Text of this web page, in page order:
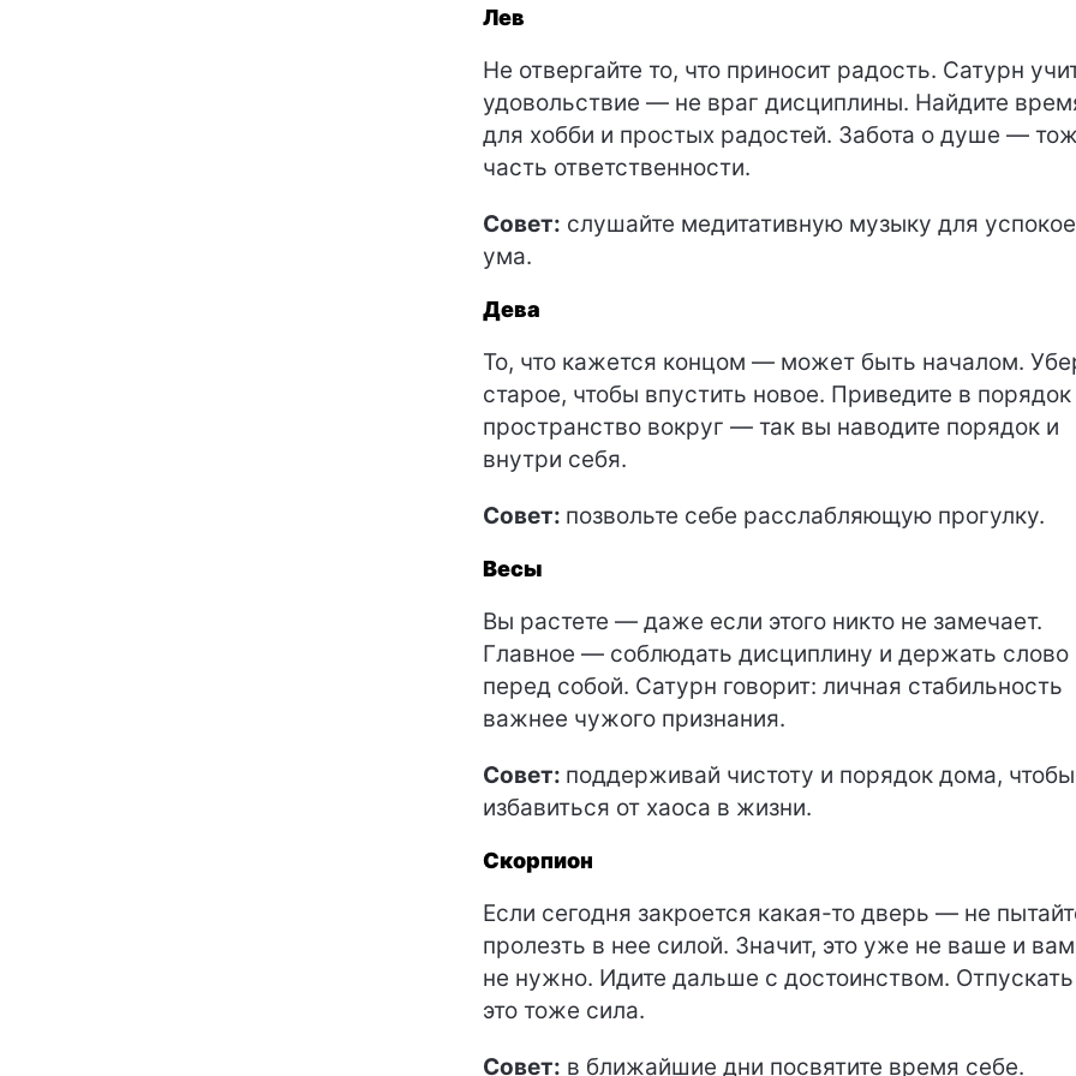
Лев
Не отвергайте то, что приносит радость. Сатурн
удовольствие — не враг дисциплины. Найдите
для хобби и простых радостей. Забота о душе —
часть ответственности.
Совет: слушайте медитативную музыку для
ума.
Дева
То, что кажется концом — может быть началом.
старое, чтобы впустить новое. Приведите в порядок
пространство вокруг — так вы наводите порядок и
внутри себя.
Совет: позвольте себе расслабляющую прогулку.
Весы
Вы растете — даже если этого никто не замечает.
Главное — соблюдать дисциплину и держать слово
перед собой. Сатурн говорит: личная стабильность
важнее чужого признания.
Совет: поддерживай чистоту и порядок дома, чтобы
избавиться от хаоса в жизни.
Скорпион
Если сегодня закроется какая-то дверь — не
пролезть в нее силой. Значит, это уже не ваше и вам
не нужно. Идите дальше с достоинством.
это тоже сила.
Совет: в ближайшие дни посвятите время себе.